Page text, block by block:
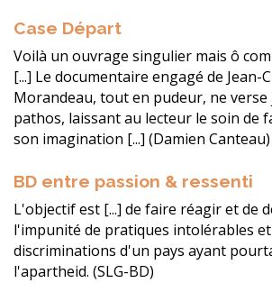
Case Départ
Voilà un ouvrage singulier mais ô
[...] Le documentaire engagé de Jean-
Morandeau, tout en pudeur, ne verse
pathos, laissant au lecteur le soin de
son imagination [...] (Damien Canteau)
BD entre passion & ressenti
L'objectif est [...] de faire réagir et de
l'impunité de pratiques intolérables
discriminations d'un pays ayant
l'apartheid. (SLG-BD)